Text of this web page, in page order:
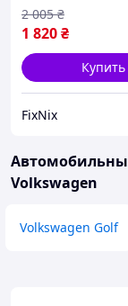
1 820₴
2 005 ₴
Купить
FixNix
Volkswagen
Volkswagen Golf